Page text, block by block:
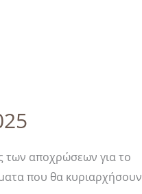
των αποχρώσεων για το
που θα κυριαρχήσουν